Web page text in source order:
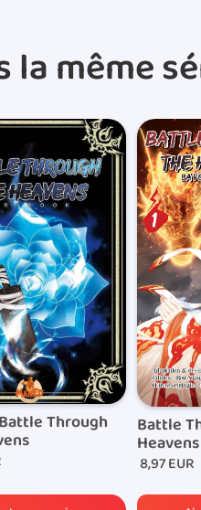
la même
Through Battle
8,97 EUR